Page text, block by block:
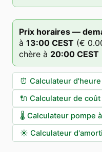
Prix horaires —
à 13:00 CEST (€
chère à 20:00 CEST
⏰ Calculateur
🔌 Calculateur de
🌡️ Calculateur pompe
☀️ Calculateur